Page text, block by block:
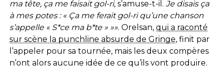
ma tête, ça me faisait gol-ri,s’amuse-t-il. Je disais ça
à mes potes : « Ça me ferait gol-ri qu’une chanson
s’appelle « S*ce ma b*te » »». Orelsan, qui a raconté
sur scène la punchline absurde de Gringe, finit par
l’appeler pour sa tournée, mais les deux compères
n’ont alors aucune idée de ce qu’ils vont produire.